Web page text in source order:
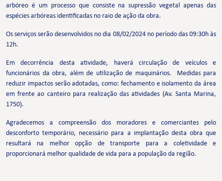
arbóreo é um processo que consiste na supressão vegetal apenas das
espécies arbóreas identificadas no raio de ação da obra.
Os serviços serão desenvolvidos no dia 08/02/2024 no período das 09:30h às
12h.
Em decorrência desta atividade, haverá circulação de veículos e
funcionários da obra, além de utilização de maquinários. Medidas para
reduzir impactos serão adotadas, como: fechamento e isolamento da área
em frente ao canteiro para realização das atividades (Av. Santa Marina,
1750).
Agradecemos a compreensão dos moradores e comerciantes pelo
desconforto temporário, necessário para a implantação desta obra que
resultará na melhor opção de transporte para a coletividade e
proporcionará melhor qualidade de vida para a população da região.